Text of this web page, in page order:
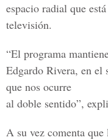
espacio radial que
televisión.
“El programa
Edgardo Rivera, en
que nos ocurre
al doble sentido”,
A su vez comenta